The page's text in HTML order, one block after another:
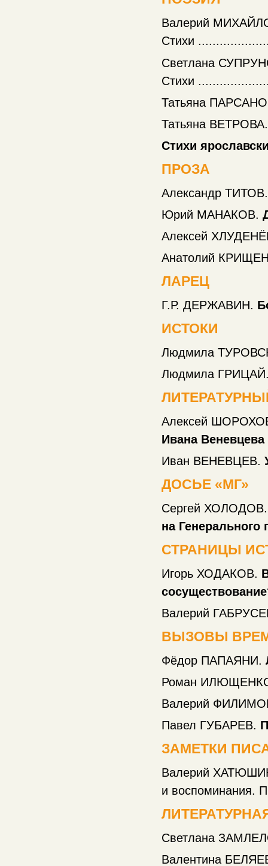
Валерий
Стихи
Светлана
Стихи
Татьяна
Татьяна
Стихи
ПРОЗА
Александр
Юрий МАНАКОВ.
Алексей
Анатолий
ЛАРЕЦ
Г.Р. ДЕРЖАВИН.
ИСТОКИ
Людмила
Людмила
Алексей
Ивана Веневцева
Иван ВЕНЕВЦЕВ.
ДОСЬЕ «МГ»
Сергей
на Генерального
СТРАНИЦЫ
Игорь ХОДАКОВ.
Валерий
ВЫЗОВЫ
Фёдор ПАПАЯНИ.
Роман
Валерий
Павел ГУБАРЕВ.
ЗАМЕТКИ
Валерий
и воспоминания.
Светлана
Валентина